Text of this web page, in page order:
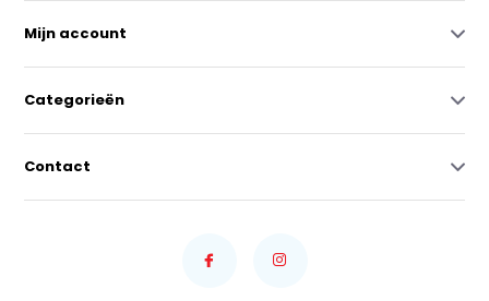
Mijn account
Categorieën
Contact